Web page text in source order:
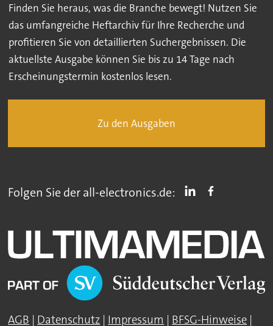
Finden Sie heraus, was die Branche bewegt! Nutzen Sie
das umfangreiche Heftarchiv für Ihre Recherche und
profitieren Sie von detaillierten Suchergebnissen. Die
aktuellste Ausgabe können Sie bis zu 14 Tage nach
Erscheinungstermin kostenlos lesen.
Zu den Ausgaben
Folgen Sie der all-electronics.de:
AGB | Datenschutz | Impressum | BFSG-Hinweise |